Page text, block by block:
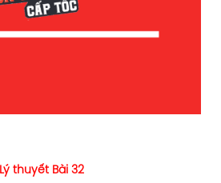
Lý thuyết Bài 32